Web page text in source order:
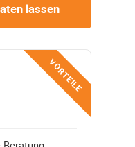
lassen
VORTEILE